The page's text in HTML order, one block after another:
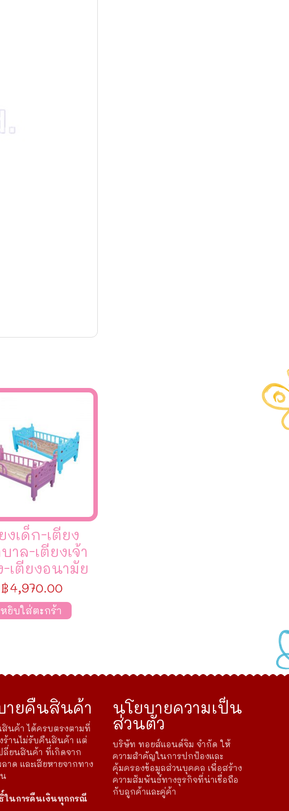
งเด็ก-เตียง
าล-เตียงเจ้า
เตียงอนามัย
฿4,970.00
หยิบใส่ตะกร้า
ายคืนสินค้า
นค้า ได้ครบตรงตามที่
ร้านไม่รับคืนสินค้า แต่
ลี่ยนสินค้า ที่เกิดจาก
าด และเสียหายจากทาง
ในการคืนเงินทุกกรณี
นโยบายความเป็น
ส่วนตัว
บริษัท ทอยส์แอนด์จิม จำกัด ให้
ความสำคัญในการปกป้องและ
คุ้มครองข้อมูลส่วนบุคคล เพื่อสร้าง
ความสัมพันธ์ทางธุรกิจที่น่าเชื่อถือ
กับลูกค้าและคู่ค้า